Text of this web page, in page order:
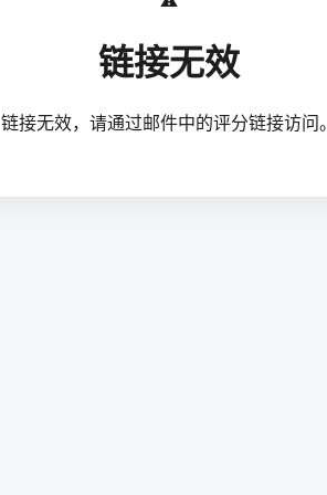
链接无效
链接无效，请通过邮件中的评分链接访问。